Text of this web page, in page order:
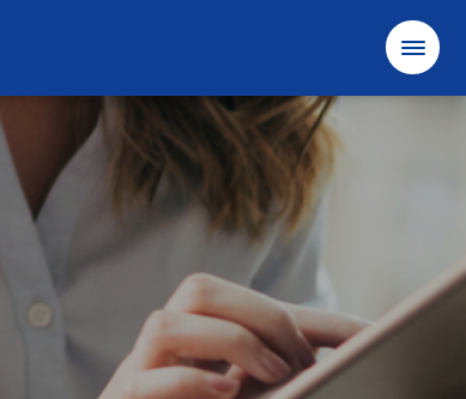
確認 取消